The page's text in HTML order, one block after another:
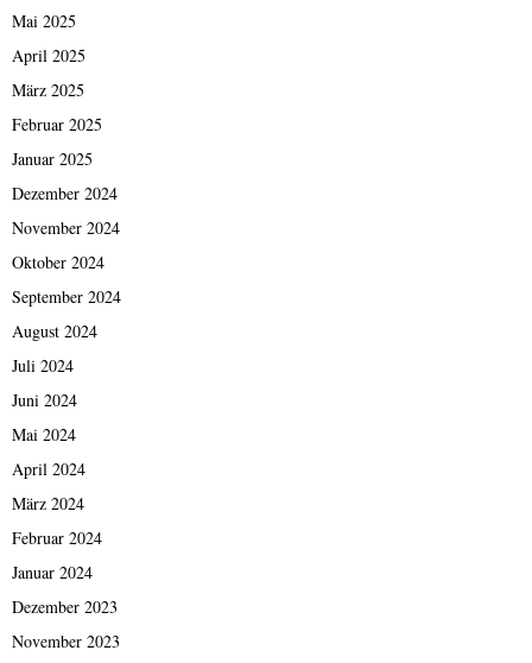
Mai 2025
April 2025
März 2025
Februar 2025
Januar 2025
Dezember 2024
November 2024
Oktober 2024
September 2024
August 2024
Juli 2024
Juni 2024
Mai 2024
April 2024
März 2024
Februar 2024
Januar 2024
Dezember 2023
November 2023